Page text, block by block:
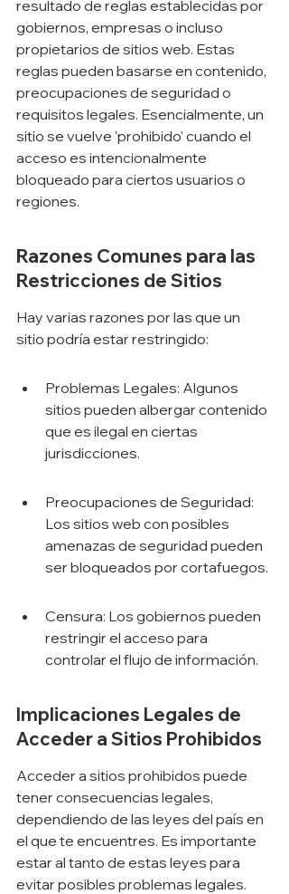
resultado de reglas establecidas por
gobiernos, empresas o incluso
propietarios de sitios web. Estas
reglas pueden basarse en contenido,
preocupaciones de seguridad o
requisitos legales. Esencialmente, un
sitio se vuelve 'prohibido' cuando el
acceso es intencionalmente
bloqueado para ciertos usuarios o
regiones.
Razones Comunes para las
Restricciones de Sitios
Hay varias razones por las que un
sitio podría estar restringido:
Problemas Legales: Algunos
sitios pueden albergar contenido
que es ilegal en ciertas
jurisdicciones.
Preocupaciones de Seguridad:
Los sitios web con posibles
amenazas de seguridad pueden
ser bloqueados por cortafuegos.
Censura: Los gobiernos pueden
restringir el acceso para
controlar el flujo de información.
Implicaciones Legales de
Acceder a Sitios Prohibidos
Acceder a sitios prohibidos puede
tener consecuencias legales,
dependiendo de las leyes del país en
el que te encuentres. Es importante
estar al tanto de estas leyes para
evitar posibles problemas legales.